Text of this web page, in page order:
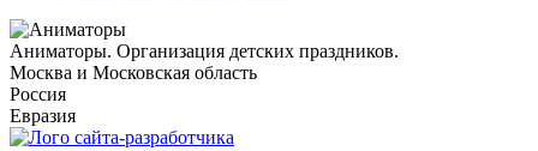
Аниматоры. Организация детских праздников.
Москва и Московская область
Россия
Евразия